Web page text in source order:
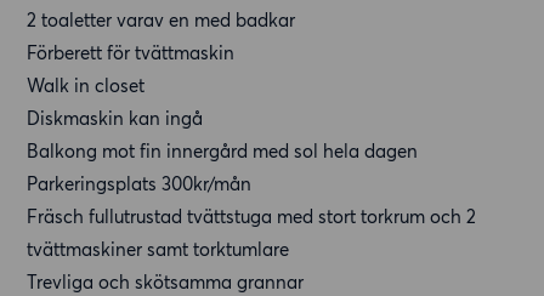
2 toaletter varav en med badkar
Förberett för tvättmaskin
Walk in closet
Diskmaskin kan ingå
Balkong mot fin innergård med sol hela dagen
Parkeringsplats 300kr/mån
Fräsch fullutrustad tvättstuga med stort torkrum och 2
tvättmaskiner samt torktumlare
Trevliga och skötsamma grannar